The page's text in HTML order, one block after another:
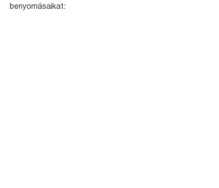
benyomásaikat: